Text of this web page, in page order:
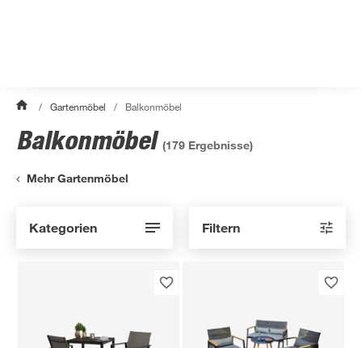
/ Gartenmöbel / Balkonmöbel
Balkonmöbel (179 Ergebnisse)
Mehr Gartenmöbel
Kategorien Filtern